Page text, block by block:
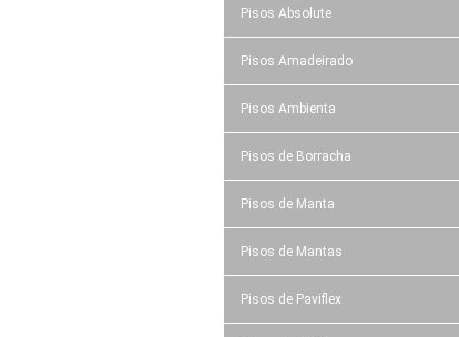
Pisos Absolute
Pisos Amadeirado
Pisos Ambienta
Pisos de Borracha
Pisos de Manta
Pisos de Mantas
Pisos de Paviflex